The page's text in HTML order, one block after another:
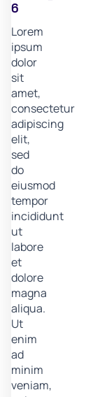
6
Lorem
ipsum
dolor
sit
amet,
consectetur
adipiscing
elit,
sed
do
eiusmod
tempor
incididunt
ut
labore
et
dolore
magna
aliqua.
Ut
enim
ad
minim
veniam,